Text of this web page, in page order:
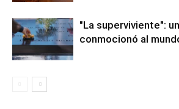
"La superviviente":
conmocionó al